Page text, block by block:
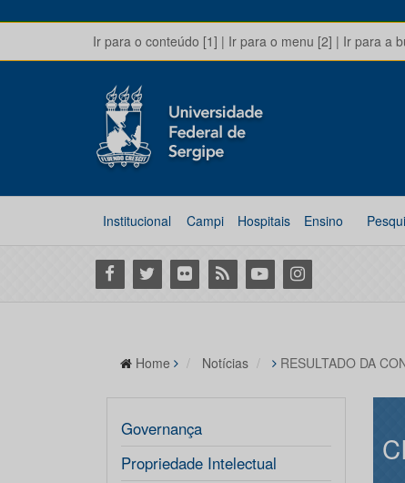
Ir para o conteúdo [1] | Ir para o menu [2] | Ir para a
Institucional Campi Hospitais Ensino
Facebook
Twitter Flickr RSS YoutubeInstagram
Home Notícias RESULTADO DA
Governança
Propriedade Intelectual